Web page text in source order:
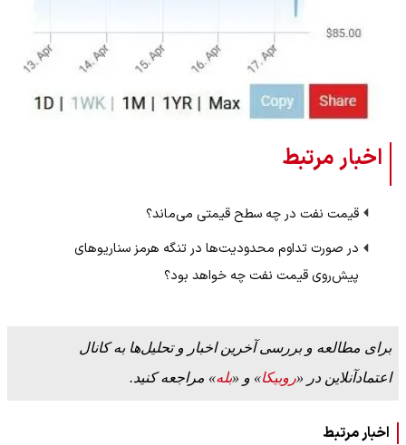
اخبار مرتبط
قیمت نفت در چه سطح قیمتی می‌ماند؟
در صورت تداوم محدودیت‌ها در تنگه هرمز سناریوهای
پیش‌روی قیمت نفت چه خواهد بود؟
برای مطالعه و بررسی آخرین اخبار و تحلیل‌ها به کانال
اعتمادآنلاین در «روبیکا» و «بله» مراجعه کنید.
اخبار مرتبط